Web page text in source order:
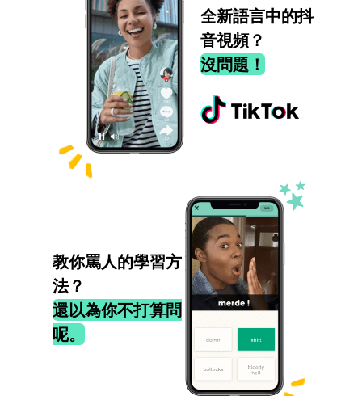
全新語言中的抖
音視頻？
沒問題！
教你罵人的學習方
法？
還以為你不打算問
呢。